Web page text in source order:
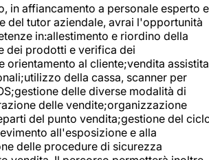
in affiancamento a personale esperto e
del tutor aziendale, avrai l'opportunità
in:allestimento e riordino della
dei prodotti e verifica dei
orientamento al cliente;vendita assistita
della cassa, scanner per
delle diverse modalità di
delle vendite;organizzazione
del punto vendita;gestione del
all'esposizione e alla
delle procedure di sicurezza